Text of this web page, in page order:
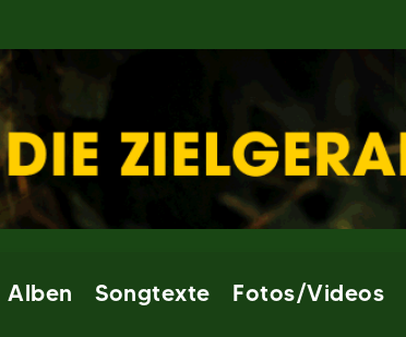
Alben Songtexte Fotos/Videos